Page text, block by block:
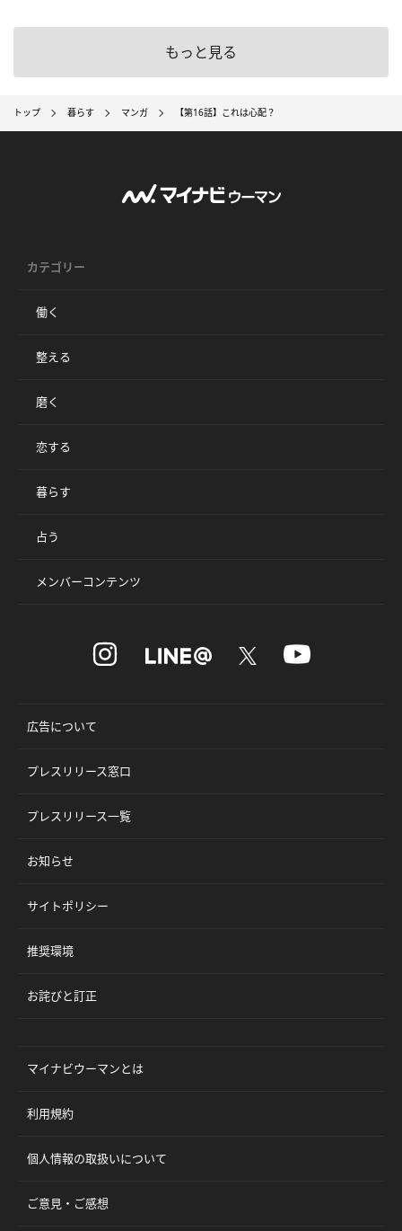
もっと見る
トップ 暮らす マンガ 【第16話】これは心配？
カテゴリー
働く
整える
磨く
恋する
暮らす
占う
メンバーコンテンツ
広告について
プレスリリース窓口
プレスリリース一覧
お知らせ
サイトポリシー
推奨環境
お詫びと訂正
マイナビウーマンとは
利用規約
個人情報の取扱いについて
ご意見・ご感想